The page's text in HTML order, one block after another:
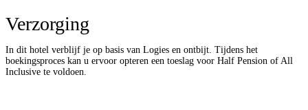
Verzorging
In dit hotel verblijf je op basis van Logies en ontbijt. Tijdens het
boekingsproces kan u ervoor opteren een toeslag voor Half Pension of All
Inclusive te voldoen.